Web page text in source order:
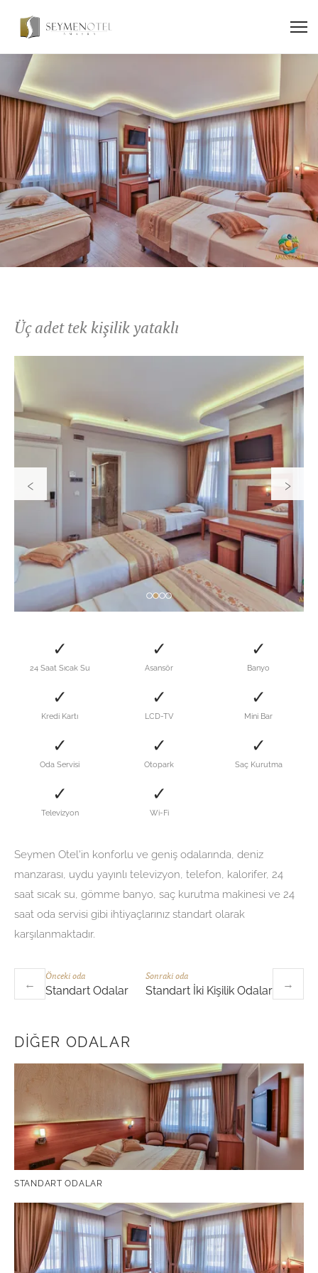
ODALAR
Üç adet tek kişilik yataklı
‹ ›
✓
24 Saat Sıcak Su
✓
Asansör
✓
Banyo
✓
Kredi Kartı
✓
LCD-TV
✓
Mini Bar
✓
Oda Servisi
✓
Otopark
✓
Saç Kurutma
✓
Televizyon
✓
Wi-Fi
Seymen Otel'in konforlu ve geniş odalarında, deniz
manzarası, uydu yayınlı televizyon, telefon, kalorifer, 24
saat sıcak su, gömme banyo, saç kurutma makinesi ve 24
saat oda servisi gibi ihtiyaçlarınız standart olarak
karşılanmaktadır.
←
Önceki oda
Standart Odalar
Sonraki oda
Standart İki Kişilik Odalar →
DIĞER ODALAR
STANDART ODALAR